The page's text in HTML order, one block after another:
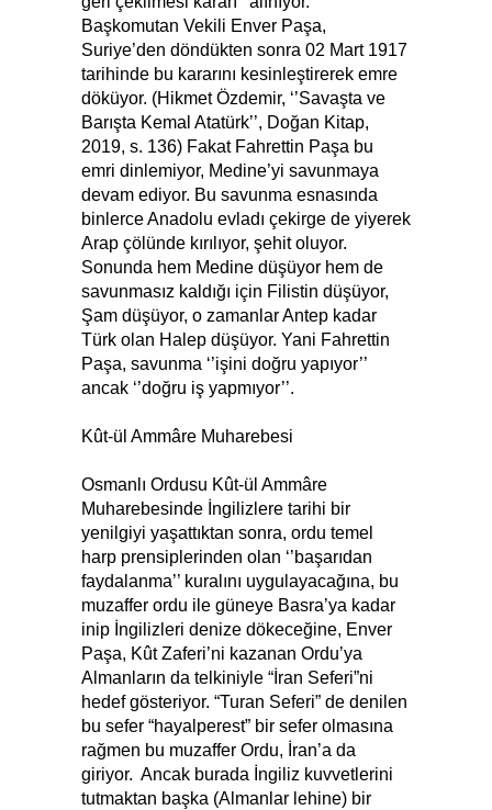
Başkomutan Vekili Enver Paşa,
Suriye’den döndükten sonra 02 Mart 1917
tarihinde bu kararını kesinleştirerek emre
döküyor. (Hikmet Özdemir, ‘’Savaşta ve
Barışta Kemal Atatürk’’, Doğan Kitap,
2019, s. 136) Fakat Fahrettin Paşa bu
emri dinlemiyor, Medine’yi savunmaya
devam ediyor. Bu savunma esnasında
binlerce Anadolu evladı çekirge de yiyerek
Arap çölünde kırılıyor, şehit oluyor.
Sonunda hem Medine düşüyor hem de
savunmasız kaldığı için Filistin düşüyor,
Şam düşüyor, o zamanlar Antep kadar
Türk olan Halep düşüyor. Yani Fahrettin
Paşa, savunma ‘’işini doğru yapıyor’’
ancak ‘’doğru iş yapmıyor’’.
Kût-ül Ammâre Muharebesi
Osmanlı Ordusu Kût-ül Ammâre
Muharebesinde İngilizlere tarihi bir
yenilgiyi yaşattıktan sonra, ordu temel
harp prensiplerinden olan ‘’başarıdan
faydalanma’’ kuralını uygulayacağına, bu
muzaffer ordu ile güneye Basra’ya kadar
inip İngilizleri denize dökeceğine, Enver
Paşa, Kût Zaferi’ni kazanan Ordu’ya
Almanların da telkiniyle “İran Seferi”ni
hedef gösteriyor. “Turan Seferi” de denilen
bu sefer “hayalperest” bir sefer olmasına
rağmen bu muzaffer Ordu, İran’a da
giriyor. Ancak burada İngiliz kuvvetlerini
tutmaktan başka (Almanlar lehine) bir